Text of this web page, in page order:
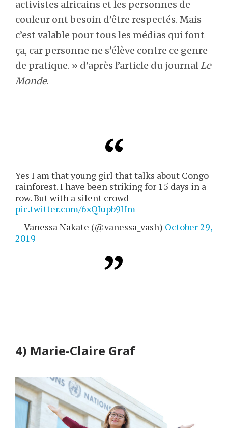
activistes africains et les personnes de
couleur ont besoin d’être respectés. Mais
c’est valable pour tous les médias qui font
ça, car personne ne s’élève contre ce genre
de pratique. » d’après l’article du journal Le
Monde.
Yes I am that young girl that talks about Congo
rainforest. I have been striking for 15 days in a
row. But with a silent crowd
pic.twitter.com/6xQIupb9Hm
— Vanessa Nakate (@vanessa_vash) October 29,
2019
4) Marie-Claire Graf